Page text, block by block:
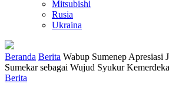
Mitsubishi
Rusia
Ukraina
Beranda Berita Wabup Sumenep Apresiasi
Sumekar sebagai Wujud Syukur
Berita